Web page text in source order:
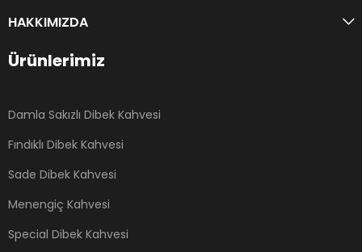
HAKKIMIZDA
Ürünlerimiz
Damla Sakızlı Dibek Kahvesi
Fındıklı Dibek Kahvesi
Sade Dibek Kahvesi
Menengiç Kahvesi
Special Dibek Kahvesi